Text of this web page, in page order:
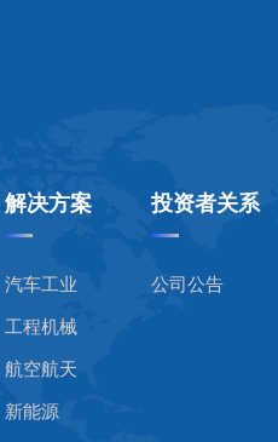
解决方案
汽车工业
工程机械
航空航天
新能源
投资者关系
公司公告